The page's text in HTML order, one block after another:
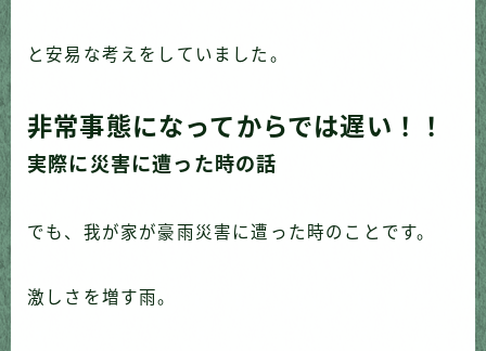
と安易な考えをしていました。
非常事態になってからでは遅い！！
実際に災害に遭った時の話
でも、我が家が豪雨災害に遭った時のことです。
激しさを増す雨。